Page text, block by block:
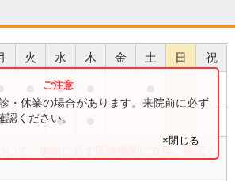
火 水 木 金 土 日 祝
●
●
て、事前に必ず医療機関に直接ご確認く
・休業の場合があります。来院前に必ず
ください。
×閉じる